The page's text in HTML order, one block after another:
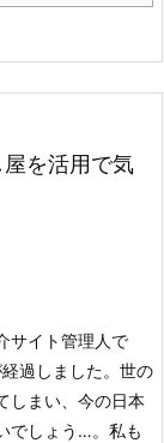
を活用で気
サイト管理人で
過しました。世の
しまい、今の日本
でしょう…。私も